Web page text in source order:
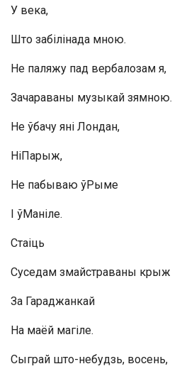
У века,
Што забілінада мною.
Не паляжу пад вербалозам я,
Зачараваны музыкай зямною.
Не ўбачу яні Лондан,
НіПарыж,
Не пабываю ўРыме
I ўМаніле.
Стаіць
Суседам змайстраваны крыж
За Гараджанкай
На маёй магіле.
Сыграй што-небудзь, восень,